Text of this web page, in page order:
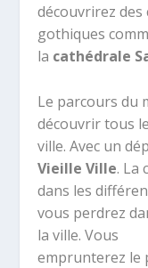
découvrirez
gothiques
la cathédrale
Le parcours du
découvrir tous
ville. Avec un
Vieille Ville. La
dans les
vous perdrez
la ville. Vous
emprunterez le